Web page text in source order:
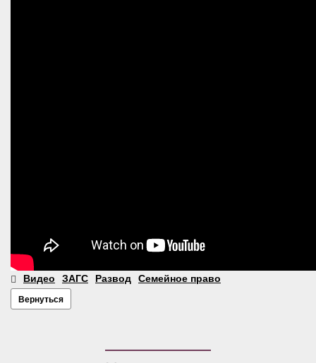
Видео ЗАГС Развод Семейное право
Вернуться